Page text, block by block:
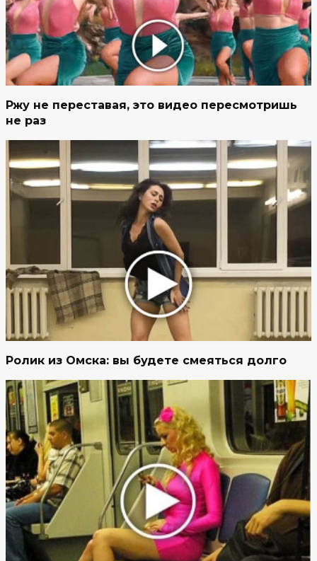
Ржу не переставая, это видео пересмотришь
не раз
Ролик из Омска: вы будете смеяться долго